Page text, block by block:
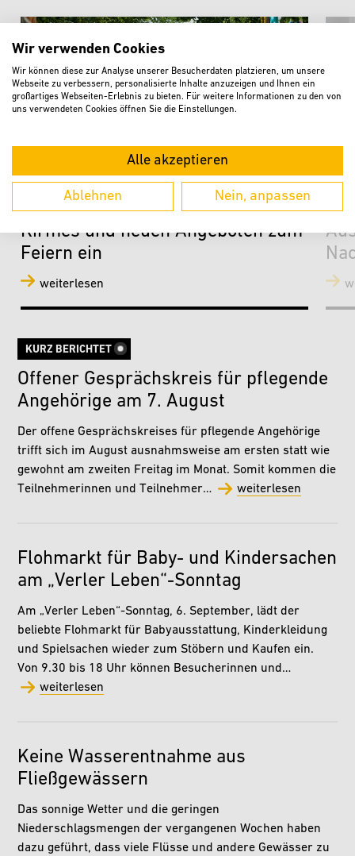
„Verler Leben“ lädt mit Musik,
Kirmes und neuen Angeboten zum
Feiern ein
weiterlesen
KURZ BERICHTET
Offener Gesprächskreis für pflegende
Angehörige am 7. August
Der offene Gesprächskreises für pflegende Angehörige
trifft sich im August ausnahmsweise am ersten statt wie
gewohnt am zweiten Freitag im Monat. Somit kommen die
Teilnehmerinnen und Teilnehmer…
weiterlesen
Flohmarkt für Baby- und Kindersachen
am „Verler Leben“-Sonntag
Am „Verler Leben“-Sonntag, 6. September, lädt der
beliebte Flohmarkt für Babyausstattung, Kinderkleidung
und Spielsachen wieder zum Stöbern und Kaufen ein.
Von 9.30 bis 18 Uhr können Besucherinnen und…
weiterlesen
Keine Wasserentnahme aus
Fließgewässern
Das sonnige Wetter und die geringen
Niederschlagsmengen der vergangenen Wochen haben
dazu geführt, dass viele Flüsse und andere Gewässer zu
Wir verwenden Cookies
Wir können diese zur Analyse unserer Besucherdaten platzieren, um unsere
Webseite zu verbessern, personalisierte Inhalte anzuzeigen und Ihnen ein
großartiges Webseiten-Erlebnis zu bieten. Für weitere Informationen zu den von
uns verwendeten Cookies öffnen Sie die Einstellungen.
Alle akzeptieren
Ablehnen Nein, anpassen